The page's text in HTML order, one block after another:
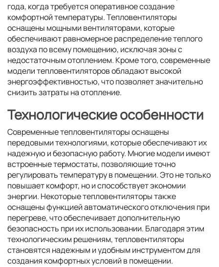
года, когда требуется оперативное создание
комфортной температуры. Тепловентиляторы
оснащены мощными вентиляторами, которые
обеспечивают равномерное распределение теплого
воздуха по всему помещению, исключая зоны с
недостаточным отоплением. Кроме того, современные
модели тепловентиляторов обладают высокой
энергоэффективностью, что позволяет значительно
снизить затраты на отопление.
Технологические особенности
Современные тепловентиляторы оснащены
передовыми технологиями, которые обеспечивают их
надежную и безопасную работу. Многие модели имеют
встроенные термостаты, позволяющие точно
регулировать температуру в помещении. Это не только
повышает комфорт, но и способствует экономии
энергии. Некоторые тепловентиляторы также
оснащены функцией автоматического отключения при
перегреве, что обеспечивает дополнительную
безопасность при их использовании. Благодаря этим
технологическим решениям, тепловентиляторы
становятся надежным и удобным инструментом для
создания комфортных условий в помещении.